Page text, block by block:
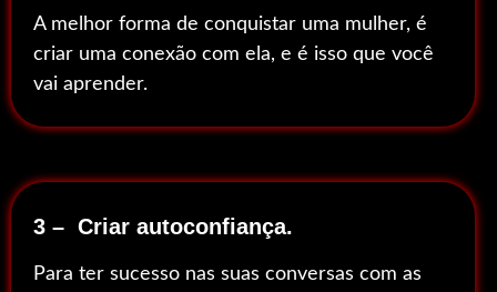
A melhor forma de conquistar uma mulher, é
criar uma conexão com ela, e é isso que você
vai aprender.
3 – Criar autoconfiança.
Para ter sucesso nas suas conversas com as